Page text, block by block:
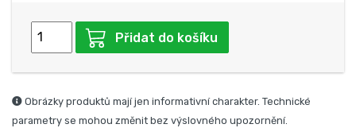
Přidat do košíku
Obrázky produktů mají jen informativní charakter. Technické
parametry se mohou změnit bez výslovného upozornění.